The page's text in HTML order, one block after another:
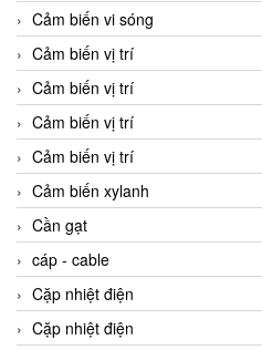
Cảm biến vi sóng
Cảm biến vị trí
Cảm biến vị trí
Cảm biến vị trí
Cảm biến vị trí
Cảm biến xylanh
Cần gạt
cáp - cable
Cặp nhiệt điện
Cặp nhiệt điện